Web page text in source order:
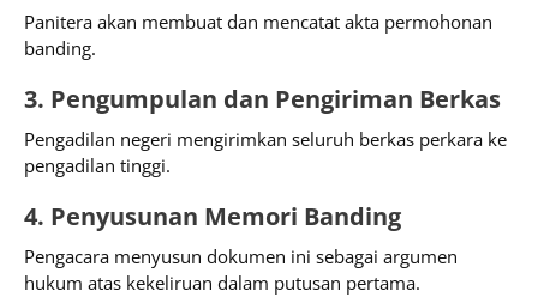
Panitera akan membuat dan mencatat akta permohonan
banding.
3. Pengumpulan dan Pengiriman Berkas
Pengadilan negeri mengirimkan seluruh berkas perkara ke
pengadilan tinggi.
4. Penyusunan Memori Banding
Pengacara menyusun dokumen ini sebagai argumen
hukum atas kekeliruan dalam putusan pertama.